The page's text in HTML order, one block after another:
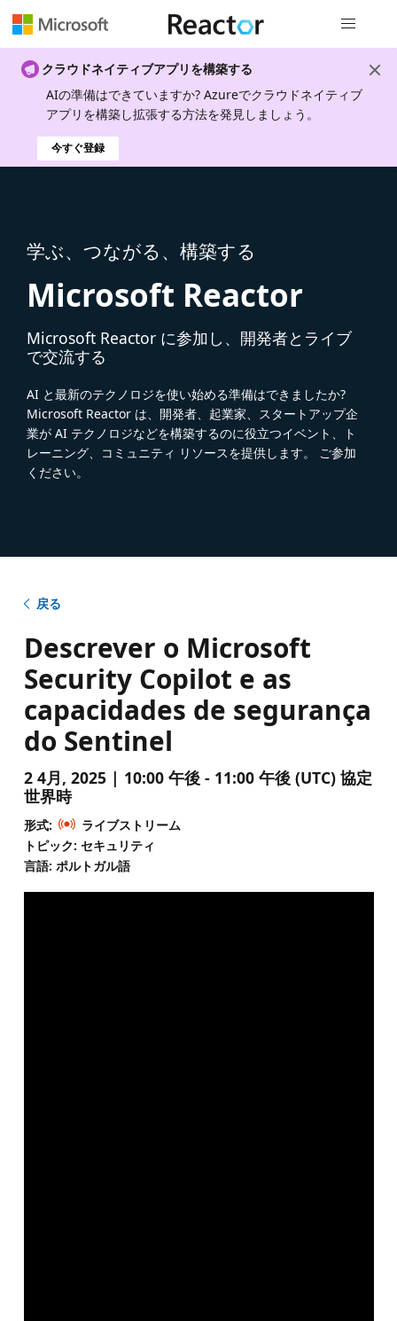
クラウドネイティブアプリを構築する
AIの準備はできていますか? Azureでクラウドネイティブ
アプリを構築し拡張する方法を発見しましょう。
今すぐ登録
学ぶ、つながる、構築する
Microsoft Reactor
Microsoft Reactor に参加し、開発者とライブ
で交流する
AI と最新のテクノロジを使い始める準備はできましたか?
Microsoft Reactor は、開発者、起業家、スタートアップ企
業が AI テクノロジなどを構築するのに役立つイベント、ト
レーニング、コミュニティ リソースを提供します。 ご参加
ください。
戻る
Descrever o Microsoft
Security Copilot e as
capacidades de segurança
do Sentinel
2 4月, 2025 | 10:00 午後 - 11:00 午後 (UTC) 協定
世界時
形式:
ライブストリーム
トピック: セキュリティ
言語: ポルトガル語